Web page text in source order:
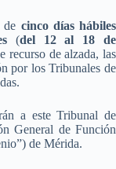
de cinco días hábiles
(del 12 al 18 de
recurso de alzada, las
por los Tribunales de
a este Tribunal de
General de Función
de Mérida.